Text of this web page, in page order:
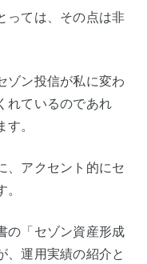
っては、その点は非
ゾン投信が私に変わ
れているのであれ
。
、アクセント的にセ
の「セゾン資産形成
、運用実績の紹介と